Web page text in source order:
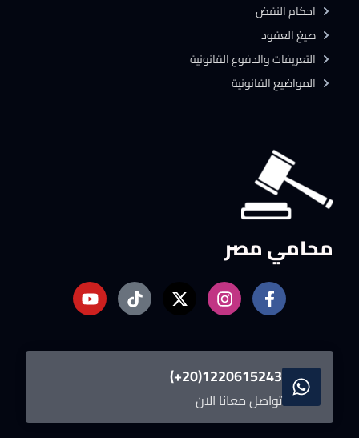
محامي مصر
1220615243(20+)
تواصل معانا الان
احكام النقض
صيغ العقود
التعريفات والدفوع القانونية
المواضيع القانونية